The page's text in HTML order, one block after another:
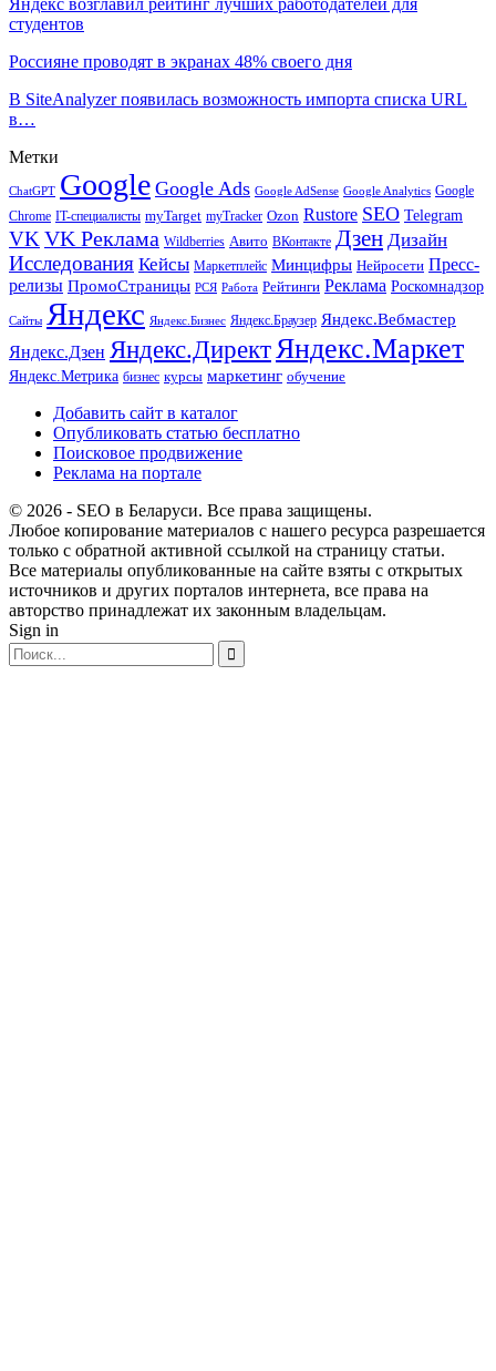
Яндекс возглавил рейтинг лучших работодателей для
студентов
Россияне проводят в экранах 48% своего дня
В SiteAnalyzer появилась возможность импорта списка URL
в…
Метки
ChatGPT Google Google Ads Google AdSense Google Analytics Google
Chrome IT-специалисты myTarget myTracker Ozon Rustore SEO Telegram
VK VK Реклама Wildberries Авито ВКонтакте Дзен Дизайн
Исследования Кейсы Маркетплейс Минцифры Нейросети Пресс-
релизы ПромоСтраницы РСЯ Работа Рейтинги Реклама Роскомнадзор
Сайты Яндекс Яндекс.Бизнес Яндекс.Браузер Яндекс.Вебмастер
Яндекс.Дзен Яндекс.ДиректЯндекс.Маркет
Яндекс.Метрика бизнес курсы маркетинг обучение
Добавить сайт в каталог
Опубликовать статью бесплатно
Поисковое продвижение
Реклама на портале
© 2026 - SEO в Беларуси. Все права защищены.
Любое копирование материалов с нашего ресурса разрешается
только с обратной активной ссылкой на страницу статьи.
Все материалы опубликованные на сайте взяты с открытых
источников и других порталов интернета, все права на
авторство принадлежат их законным владельцам.
Sign in